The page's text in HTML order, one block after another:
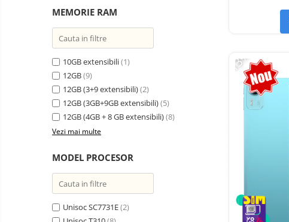
Aspiratoare
robot,
piese si
accesorii
Piese de schimb telefoane
MEMORIE RAM
10GB extensibili(1)
12GB(9)
12GB (3+9 extensibili)(2)
12GB (3GB+9GB extensibili)(5)
12GB (4GB + 8 GB extensibili)(8)
Vezi mai multe
MODEL PROCESOR
Unisoc SC7731E(2)
-13%